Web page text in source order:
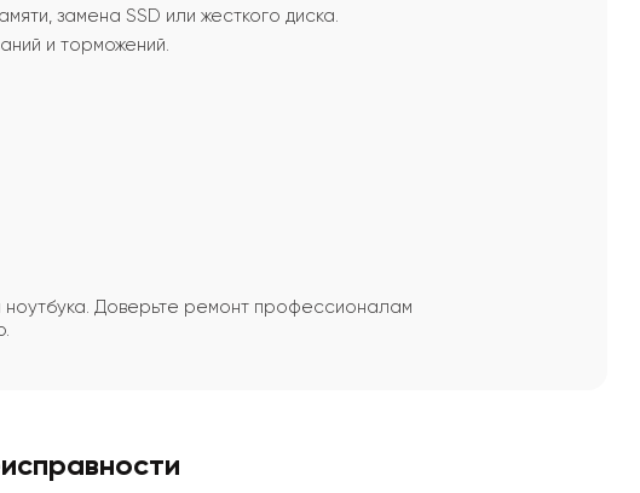
замена SSD или жесткого диска.
и торможений.
Доверьте ремонт профессионалам